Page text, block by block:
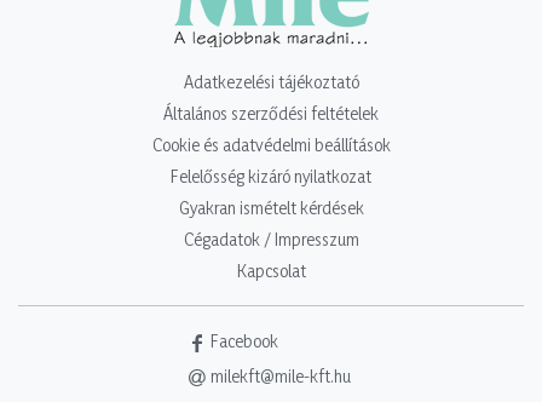
Adatkezelési tájékoztató
Általános szerződési feltételek
Cookie és adatvédelmi beállítások
Felelősség kizáró nyilatkozat
Gyakran ismételt kérdések
Cégadatok / Impresszum
Kapcsolat
Facebook
milekft@mile-kft.hu